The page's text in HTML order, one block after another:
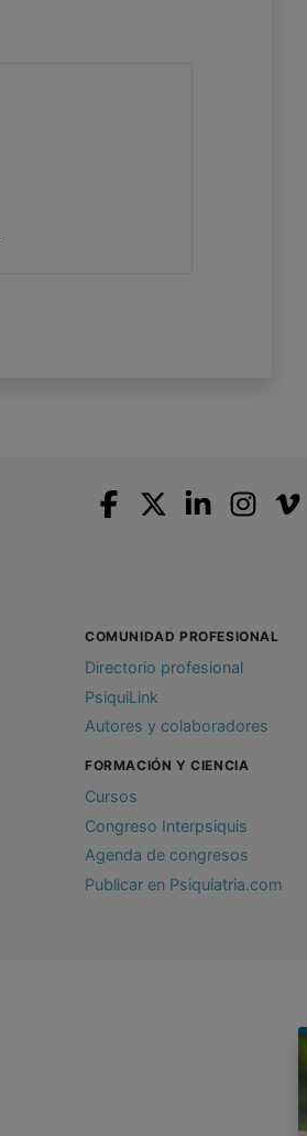
COMUNIDAD PROFESIONAL
Directorio profesional
PsiquiLink
Autores y colaboradores
FORMACIÓN Y CIENCIA
Cursos
Congreso Interpsiquis
Agenda de congresos
Publicar en Psiquiatria.com